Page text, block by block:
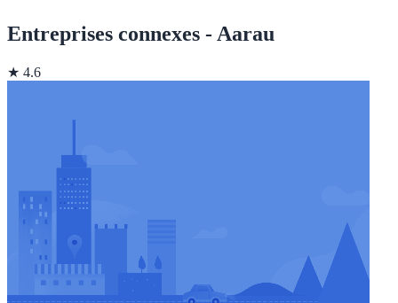
Entreprises connexes - Aarau
★ 4.6